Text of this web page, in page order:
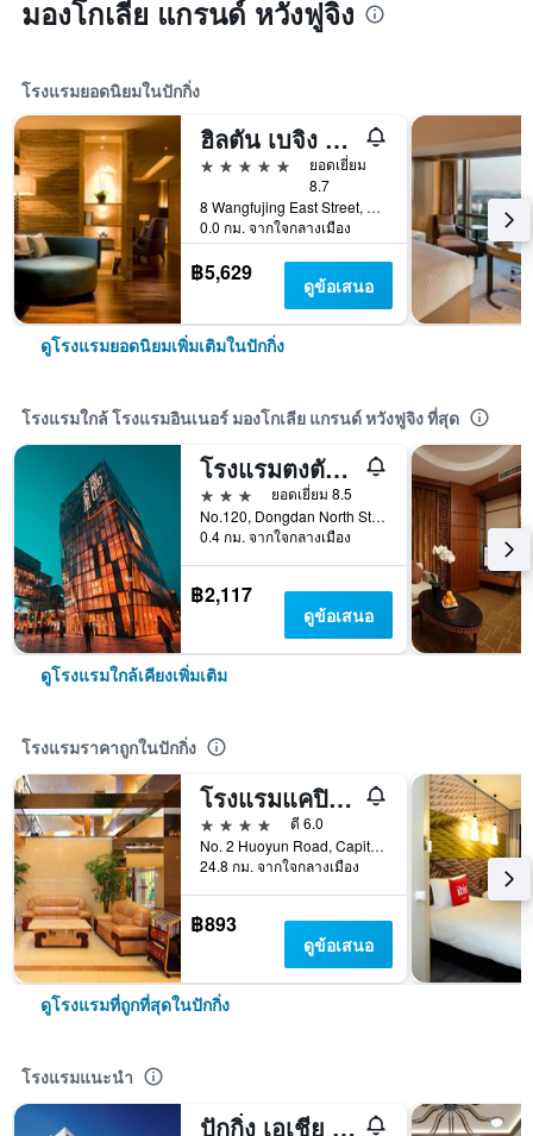
มองโกเลีย แกรนด์ หวังฟูจิง
โรงแรมยอดนิยมในปักกิ่ง
ฮิลตัน เบจิง หวังฟู่จิง
5 ดาว
ยอดเยี่ยม
8.7
8 Wangfujing East Street, Dongcheng, ปักกิ่ง, จีน
0.0 กม. จากใจกลางเมือง
฿5,629 ดูข้อเสนอ
ดูโรงแรมยอดนิยมเพิ่มเติมในปักกิ่ง
โรงแรมใกล้ โรงแรมอินเนอร์ มองโกเลีย แกรนด์ หวังฟูจิง ที่สุด
โรงแรมตงตัน ปักกิ่ง
3 ดาว
ยอดเยี่ยม 8.5
No.120, Dongdan North Street, ปักกิ่ง, จีน
0.4 กม. จากใจกลางเมือง
฿2,117
ดูข้อเสนอ
ดูโรงแรมใกล้เคียงเพิ่มเติม
โรงแรมราคาถูกในปักกิ่ง
โรงแรมแคปิตอล แอร์พอร์ต อินเตอร์เนชั่นแนล
4 ดาว
ดี 6.0
No. 2 Huoyun Road, Capital, ปักกิ่ง, จีน
24.8 กม. จากใจกลางเมือง
฿893
ดูข้อเสนอ
ดูโรงแรมที่ถูกที่สุดในปักกิ่ง
โรงแรมแนะนำ
ปักกิ่ง เอเชีย โฮเทล